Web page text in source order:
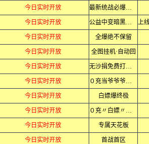
今日实时开放 最新统战必爆终极
今日实时开放 公益中变暗黑忘忧
今日实时开放 全爆绝不保留
今日实时开放 全图挂机·自动回
今日实时开放 无沙捐免费打充值
今日实时开放 ０充当爷爷爷爷爷
今日实时开放 白嫖爆终极
今日实时开放 ０充〃白嫖〃毕业
今日实时开放 专属天花板
今日实时开放 首战首区